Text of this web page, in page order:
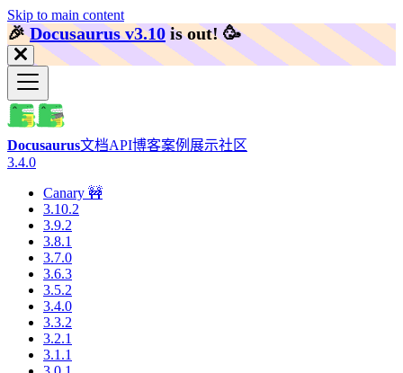
Skip to main content
🎉️Docusaurus v3.10 is out! 🥳️
Docusaurus文档API博客案例展示社区
3.4.0
Canary 🚧
3.10.2
3.9.2
3.8.1
3.7.0
3.6.3
3.5.2
3.4.0
3.3.2
3.2.1
3.1.1